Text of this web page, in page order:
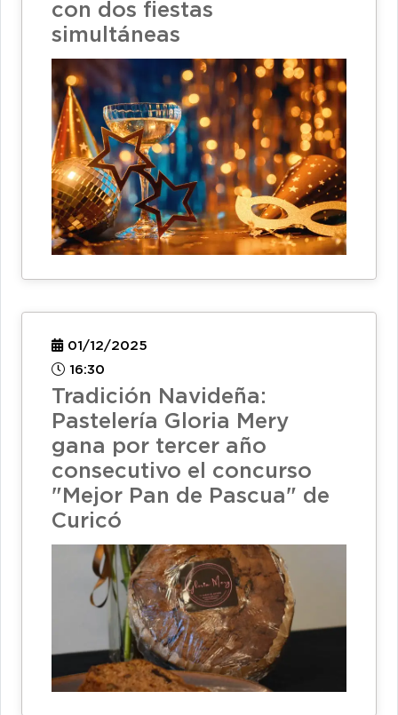
con dos fiestas
simultáneas
01/12/2025
16:30
Tradición Navideña:
Pastelería Gloria Mery
gana por tercer año
consecutivo el concurso
"Mejor Pan de Pascua" de
Curicó